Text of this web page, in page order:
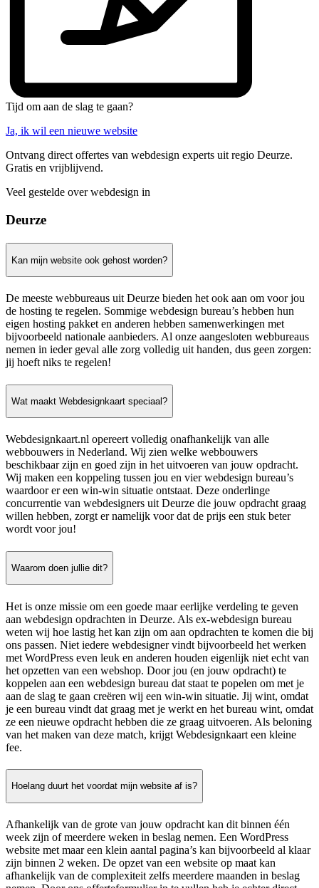
Tijd om aan de slag te gaan?
Ja, ik wil een nieuwe website
Ontvang direct offertes van webdesign experts uit regio Deurze.
Gratis en vrijblijvend.
Veel gestelde over webdesign in
Deurze
Kan mijn website ook gehost worden?
De meeste webbureaus uit Deurze bieden het ook aan om voor jou
de hosting te regelen. Sommige webdesign bureau’s hebben hun
eigen hosting pakket en anderen hebben samenwerkingen met
bijvoorbeeld nationale aanbieders. Al onze aangesloten webbureaus
nemen in ieder geval alle zorg volledig uit handen, dus geen zorgen:
jij hoeft niks te regelen!
Wat maakt Webdesignkaart speciaal?
Webdesignkaart.nl opereert volledig onafhankelijk van alle
webbouwers in Nederland. Wij zien welke webbouwers
beschikbaar zijn en goed zijn in het uitvoeren van jouw opdracht.
Wij maken een koppeling tussen jou en vier webdesign bureau’s
waardoor er een win-win situatie ontstaat. Deze onderlinge
concurrentie van webdesigners uit Deurze die jouw opdracht graag
willen hebben, zorgt er namelijk voor dat de prijs een stuk beter
wordt voor jou!
Waarom doen jullie dit?
Het is onze missie om een goede maar eerlijke verdeling te geven
aan webdesign opdrachten in Deurze. Als ex-webdesign bureau
weten wij hoe lastig het kan zijn om aan opdrachten te komen die bij
ons passen. Niet iedere webdesigner vindt bijvoorbeeld het werken
met WordPress even leuk en anderen houden eigenlijk niet echt van
het opzetten van een webshop. Door jou (en jouw opdracht) te
koppelen aan een webdesign bureau dat staat te popelen om met je
aan de slag te gaan creëren wij een win-win situatie. Jij wint, omdat
je een bureau vindt dat graag met je werkt en het bureau wint, omdat
ze een nieuwe opdracht hebben die ze graag uitvoeren. Als beloning
van het maken van deze match, krijgt Webdesignkaart een kleine
fee.
Hoelang duurt het voordat mijn website af is?
Afhankelijk van de grote van jouw opdracht kan dit binnen één
week zijn of meerdere weken in beslag nemen. Een WordPress
website met maar een klein aantal pagina’s kan bijvoorbeeld al klaar
zijn binnen 2 weken. De opzet van een website op maat kan
afhankelijk van de complexiteit zelfs meerdere maanden in beslag